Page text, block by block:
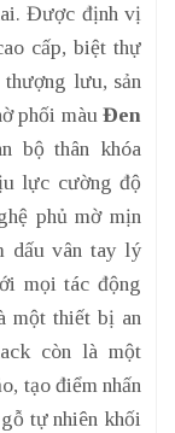
Được định vị
cấp, biệt thự
lưu, sản
phối màu Đen
bộ thân khóa
lực cường độ
phủ mờ mịn
dấu vân tay lý
mọi tác động
một thiết bị an
còn là một
tạo điểm nhấn
tự nhiên khối